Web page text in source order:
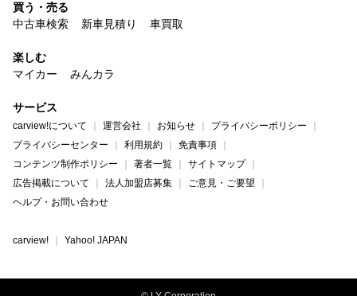
買う・売る
中古車検索
新車見積り 車買取
楽しむ
マイカー
みんカラ
サービス
carview!について 運営会社 お知らせ
プライバシーポリシー
プライバシーセンター
利用規約
免責事項
コンテンツ制作ポリシー
著者一覧
サイトマップ
広告掲載について
法人加盟店募集
ご意見・ご要望
ヘルプ・お問い合わせ
carview! Yahoo! JAPAN